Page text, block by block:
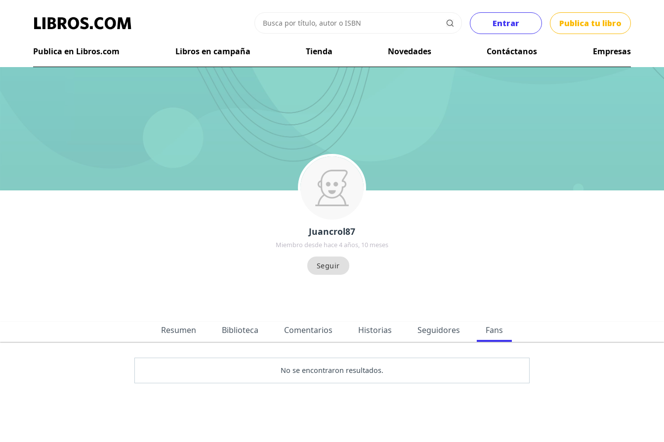
Entrar Publica tu libro
Publica en Libros.com Libros en campaña Tienda Novedades Contáctanos Empresas
Juancrol87
Miembro desde hace 4 años, 10 meses
Resumen Biblioteca Comentarios Historias Seguidores Fans
No se encontraron resultados.